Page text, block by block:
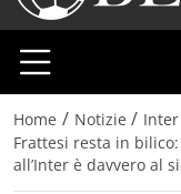
Home / Notizie / Inter
Frattesi resta in
all’Inter è davvero al